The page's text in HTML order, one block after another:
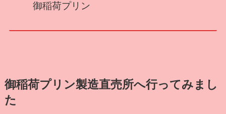
御稲荷プリン
御稲荷プリン製造直売所へ行ってみまし
た